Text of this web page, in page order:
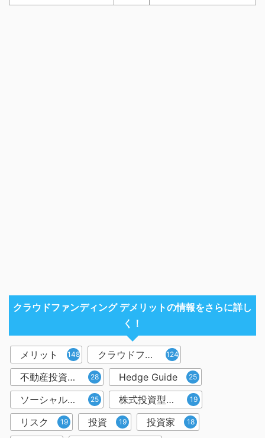
クラウドファンディング デメリットの情報をさらに詳し
く！
メリット 148 クラウドファンディング 124
不動産投資型クラウドファンディング 28 Hedge Guide 25
ソーシャルレンディング 25 株式投資型クラウドファンディング 19
リスク 19 投資 19 投資家 18